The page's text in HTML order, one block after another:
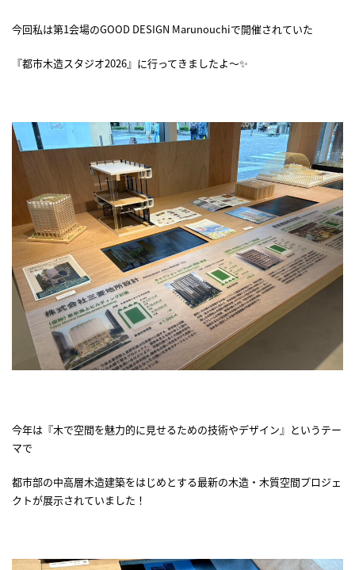
今回私は第1会場のGOOD DESIGN Marunouchiで開催されていた
『都市木造スタジオ2026』に行ってきましたよ～✨
今年は『木で空間を魅力的に見せるための技術やデザイン』というテー
マで
都市部の中高層木造建築をはじめとする最新の木造・木質空間プロジェ
クトが展示されていました！